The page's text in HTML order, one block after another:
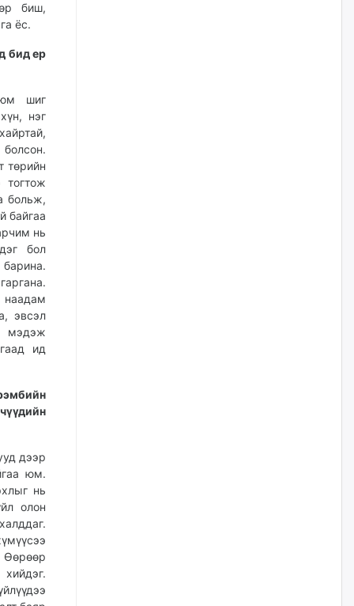
биш,
ёс.
бид ер
юм шиг
нэг
төрийн
тогтож
больж,
байгаа
нь
бол
эвсэл
мэдэж
ид
дээр
юм.
нь
олон
Өөрөөр